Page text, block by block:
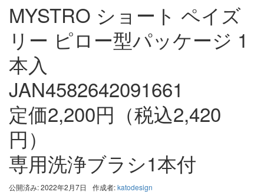
MYSTRO ショート ペイズ
リー ピロー型パッケージ 1
本入
JAN4582642091661
定価2,200円（税込2,420
円）
専用洗浄ブラシ1本付
公開済み: 2022年2月7日 作成者:katodesign